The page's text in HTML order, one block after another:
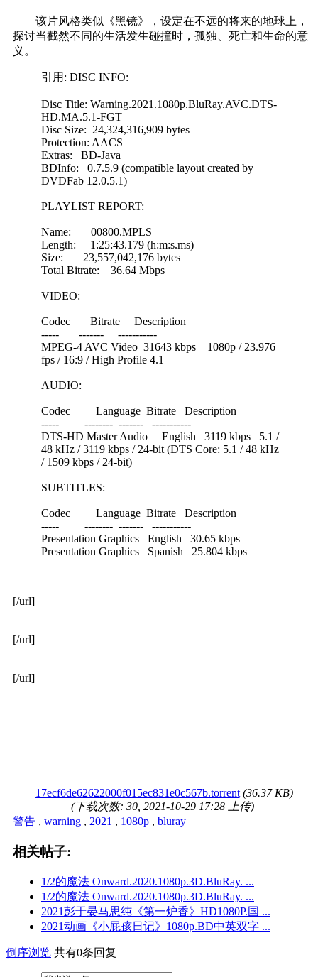
该片风格类似《黑镜》，设定在不远的将来的地球上，
探讨当截然不同的生活发生碰撞时，孤独、死亡和生命的意
义。
引用: DISC INFO:
Disc Title: Warning.2021.1080p.BluRay.AVC.DTS-
HD.MA.5.1-FGT
Disc Size: 24,324,316,909 bytes
Protection: AACS
Extras: BD-Java
BDInfo: 0.7.5.9 (compatible layout created by
DVDFab 12.0.5.1)
PLAYLIST REPORT:
Name: 00800.MPLS
Length: 1:25:43.179 (h:m:s.ms)
Size: 23,557,042,176 bytes
Total Bitrate: 36.64 Mbps
VIDEO:
Codec Bitrate Description
----- ------- -----------
MPEG-4 AVC Video 31643 kbps 1080p / 23.976
fps / 16:9 / High Profile 4.1
AUDIO:
Codec Language Bitrate Description
----- -------- ------- -----------
DTS-HD Master Audio English 3119 kbps 5.1 /
48 kHz / 3119 kbps / 24-bit (DTS Core: 5.1 / 48 kHz
/ 1509 kbps / 24-bit)
SUBTITLES:
Codec Language Bitrate Description
----- -------- ------- -----------
Presentation Graphics English 30.65 kbps
Presentation Graphics Spanish 25.804 kbps
[/url]
[/url]
[/url]
17ecf6de62622000f015ec831e0c567b.torrent (36.37 KB)
(下载次数: 30, 2021-10-29 17:28 上传)
警告 , warning , 2021 , 1080p , bluray
相关帖子:
1/2的魔法 Onward.2020.1080p.3D.BluRay. ...
1/2的魔法 Onward.2020.1080p.3D.BluRay. ...
2021彭于晏马思纯《第一炉香》HD1080P.国 ...
2021动画《小屁孩日记》1080p.BD中英双字 ...
倒序浏览 共有0条回复